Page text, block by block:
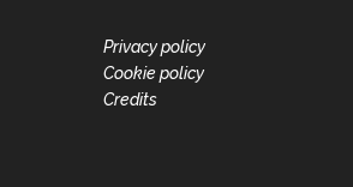
Privacy policy
Cookie policy
Credits